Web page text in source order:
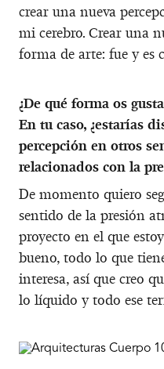
crear una nueva
mi cerebro. Crear una
forma de arte: fue y es
¿De qué forma os
En tu caso, ¿estarías
percepción en otros
relacionados con la
De momento quiero
sentido de la presión
proyecto en el que
bueno, todo lo que
interesa, así que creo
lo líquido y todo ese